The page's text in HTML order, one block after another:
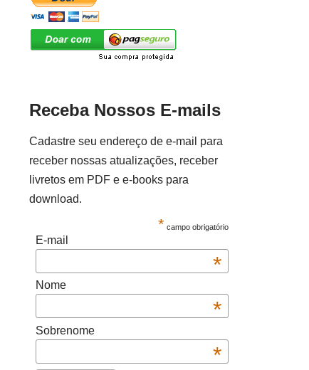
Receba Nossos E-mails
Cadastre seu endereço de e-mail para
receber nossas atualizações, receber
livretos em PDF e e-books para
download.
* campo obrigatório
E-mail
*
Nome
*
Sobrenome
*